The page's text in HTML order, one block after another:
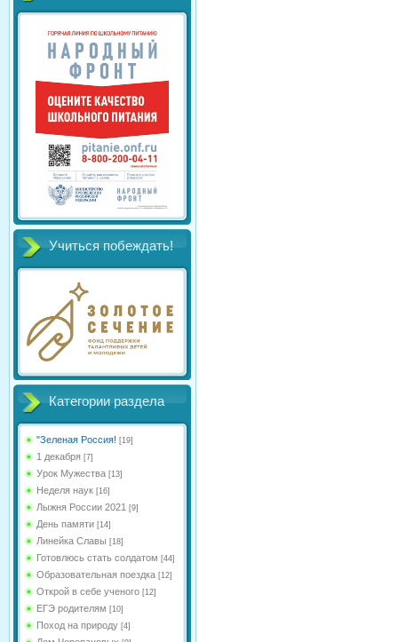
Учиться побеждать!
Категории раздела
"Зеленая Россия! [19]
1 декабря [7]
Урок Мужества [13]
Неделя наук [16]
Лыжня России 2021 [9]
День памяти [14]
Линейка Славы [18]
Готовлюсь стать солдатом [44]
Образовательная поездка [12]
Открой в себе ученого [12]
ЕГЭ родителям [10]
Поход на природу [4]